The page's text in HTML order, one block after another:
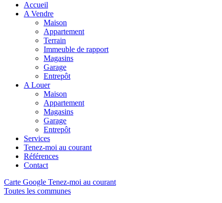
Accueil
A Vendre
Maison
Appartement
Terrain
Immeuble de rapport
Magasins
Garage
Entrepôt
A Louer
Maison
Appartement
Magasins
Garage
Entrepôt
Services
Tenez-moi au courant
Références
Contact
Carte Google Tenez-moi au courant
Toutes les communes